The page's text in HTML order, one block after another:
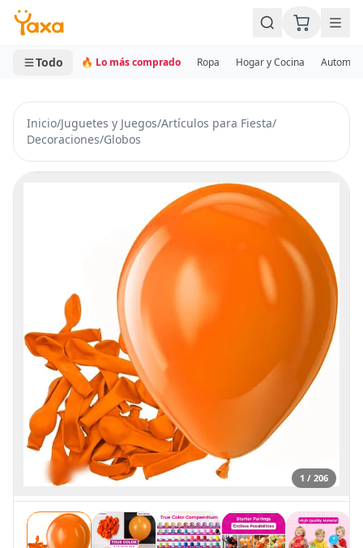
MINI CARRITO
0 productos
Todo 🔥 Lo más comprado Ropa Hogar y Cocina
Inicio/Juguetes y Juegos/Artículos para Fiesta/
Decoraciones/Globos
1 / 206